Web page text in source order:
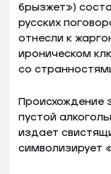
брызжет»)
русских
отнесли к
ироническом
со
Происхождение
пустой
издает
символизирует